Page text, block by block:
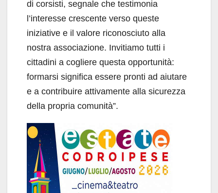
di corsisti, segnale che testimonia
l’interesse crescente verso queste
iniziative e il valore riconosciuto alla
nostra associazione. Invitiamo tutti i
cittadini a cogliere questa opportunità:
formarsi significa essere pronti ad aiutare
e a contribuire attivamente alla sicurezza
della propria comunità”.